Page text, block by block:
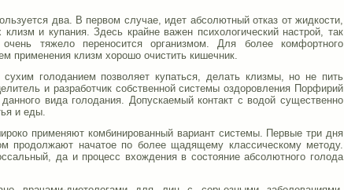
два. В первом случае, идет абсолютный отказ от жидкости,
и купания. Здесь крайне важен психологический настрой, так
тяжело переносится организмом. Для более комфортного
применения клизм хорошо очистить кишечник.
голоданием позволяет купаться, делать клизмы, но не пить
и разработчик собственной системы оздоровления Порфирий
вида голодания. Допускаемый контакт с водой существенно
и еды.
применяют комбинированный вариант системы. Первые три дня
продолжают начатое по более щадящему классическому методу.
да и процесс вхождения в состояние абсолютного голода